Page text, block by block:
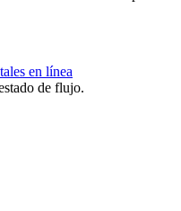
en línea
de flujo.